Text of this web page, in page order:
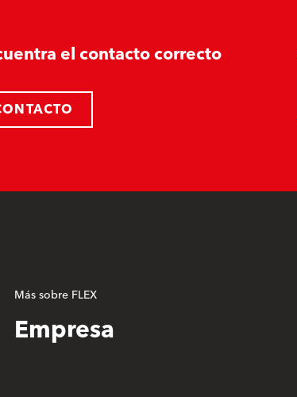
el contacto correcto
Más sobre FLEX
Empresa